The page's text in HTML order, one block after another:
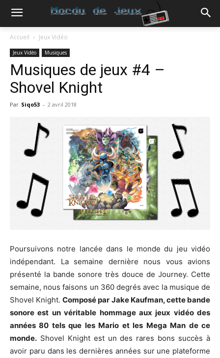
Accueil Jeux Vidéo
Jeux Vidéo Musiques
Musiques de jeux #4 –
Shovel Knight
Par Siqo53 - 2 avril 2018
Poursuivons notre lancée dans le monde du jeu vidéo
indépendant. La semaine dernière nous vous avions
présenté la bande sonore très douce de Journey. Cette
semaine, nous faisons un 360 degrés avec la musique de
Shovel Knight.Composé par Jake Kaufman, cette bande
sonore est un véritable hommage aux jeux vidéo des
années 80 tels que les Mario et les Mega Man de ce
monde. Shovel Knight est un des rares bons succès à
avoir paru dans les dernières années sur une plateforme